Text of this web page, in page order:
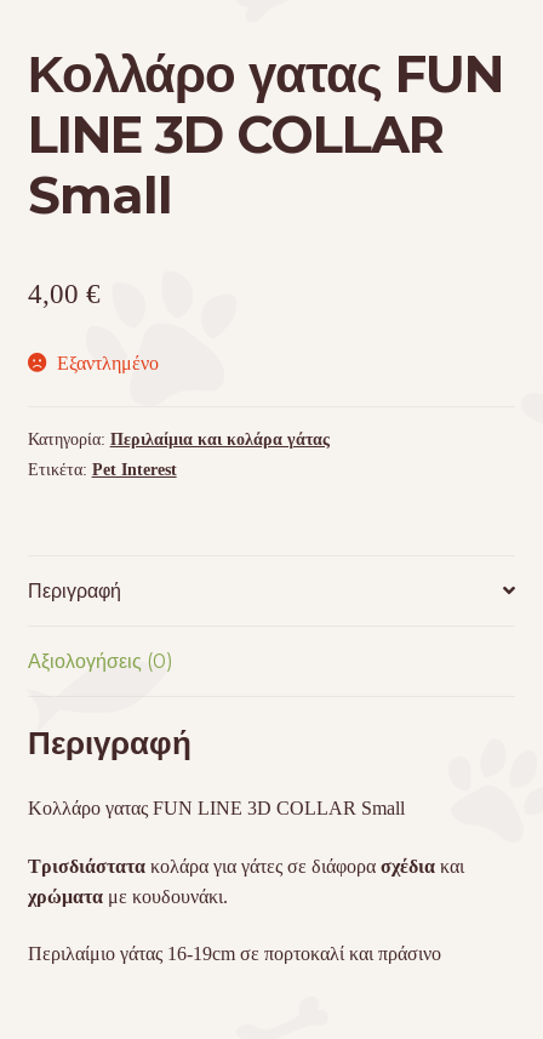
Κολλάρο γατας FUN
LINE 3D COLLAR
Small
4,00 €
Εξαντλημένο
Κατηγορία: Περιλαίμια και κολάρα γάτας
Ετικέτα: Pet Interest
Περιγραφή
Αξιολογήσεις (0)
Περιγραφή
Κολλάρο γατας FUN LINE 3D COLLAR Small
Τρισδιάστατα κολάρα για γάτες σε διάφορα σχέδια και
χρώματα με κουδουνάκι.
Περιλαίμιο γάτας 16-19cm σε πορτοκαλί και πράσινο